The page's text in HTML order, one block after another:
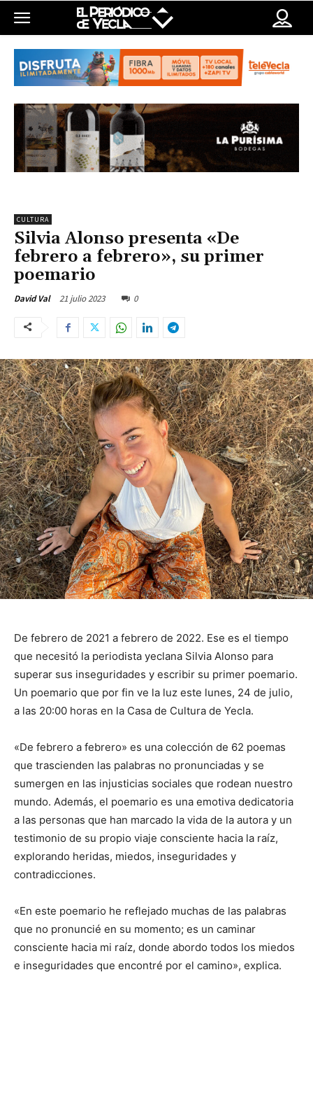
CULTURA
Silvia Alonso presenta «De
febrero a febrero», su primer
poemario
David Val 21 julio 2023 0
De febrero de 2021 a febrero de 2022. Ese es el tiempo
que necesitó la periodista yeclana Silvia Alonso para
superar sus inseguridades y escribir su primer poemario.
Un poemario que por fin ve la luz este lunes, 24 de julio,
a las 20:00 horas en la Casa de Cultura de Yecla.
«De febrero a febrero» es una colección de 62 poemas
que trascienden las palabras no pronunciadas y se
sumergen en las injusticias sociales que rodean nuestro
mundo. Además, el poemario es una emotiva dedicatoria
a las personas que han marcado la vida de la autora y un
testimonio de su propio viaje consciente hacia la raíz,
explorando heridas, miedos, inseguridades y
contradicciones.
«En este poemario he reflejado muchas de las palabras
que no pronuncié en su momento; es un caminar
consciente hacia mi raíz, donde abordo todos los miedos
e inseguridades que encontré por el camino», explica.